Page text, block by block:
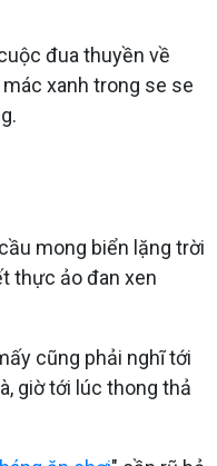
đua thuyền về
xanh trong se se
mong biển lặng trời
thực ảo đan xen
cũng phải nghĩ tới
giờ tới lúc thong thả